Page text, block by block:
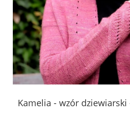
Kamelia - wzór